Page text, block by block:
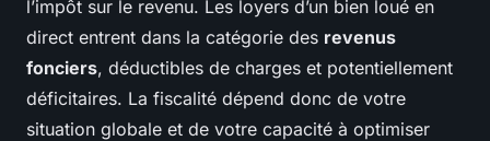
l’impôt sur le revenu. Les loyers d’un bien loué en
direct entrent dans la catégorie des revenus
fonciers, déductibles de charges et potentiellement
déficitaires. La fiscalité dépend donc de votre
situation globale et de votre capacité à optimiser